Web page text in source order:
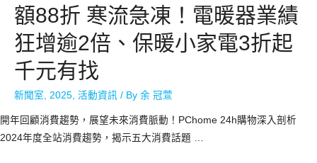
額88折 寒流急凍！電暖器業績
狂增逾2倍、保暖小家電3折起
千元有找
新聞室 2025 活動資訊 / By 余 冠萱
開年回顧消費趨勢，展望未來消費脈動！PChome 24h購物深入剖析
2024年度全站消費趨勢，揭示五大消費話題 …